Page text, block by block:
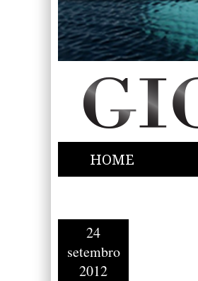
HOME
24
setembro
2012